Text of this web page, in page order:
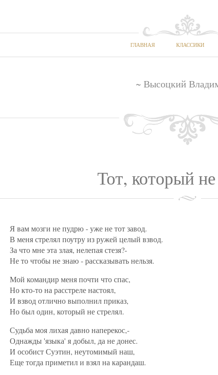
ГЛАВНАЯ КЛАССИКИ
~ Высоцкий
Тот, который
Я вам мозги не пудрю - уже не тот завод.
В меня стрелял поутру из ружей целый взвод.
За что мне эта злая, нелепая стезя?-
Не то чтобы не знаю - рассказывать нельзя.
Мой командир меня почти что спас,
Но кто-то на расстреле настоял,
И взвод отлично выполнил приказ,
Но был один, который не стрелял.
Судьба моя лихая давно наперекос,-
Однажды 'языка' я добыл, да не донес.
И особист Суэтин, неутомимый наш,
Еще тогда приметил и взял на карандаш.